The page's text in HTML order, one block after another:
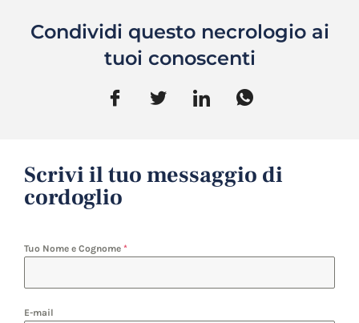
Condividi questo necrologio ai
tuoi conoscenti
Scrivi il tuo messaggio di
cordoglio
Tuo Nome e Cognome *
E-mail